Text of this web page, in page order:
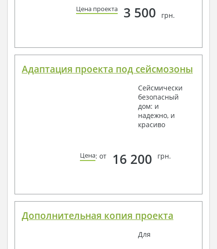
Цена проекта 3 500 грн.
Адаптация проекта под сейсмозоны
Сейсмически
безопасный
дом: и
надежно, и
красиво
Цена: от 16 200 грн.
Дополнительная копия проекта
Для